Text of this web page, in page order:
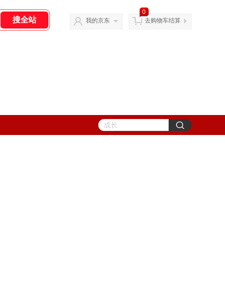
我的京东
0
去购物车结算